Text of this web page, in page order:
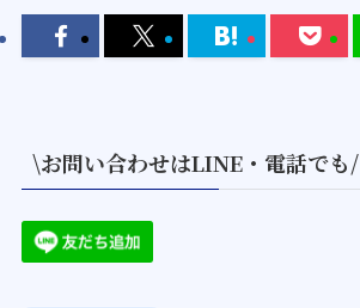
\お問い合わせはLINE・電話でも/